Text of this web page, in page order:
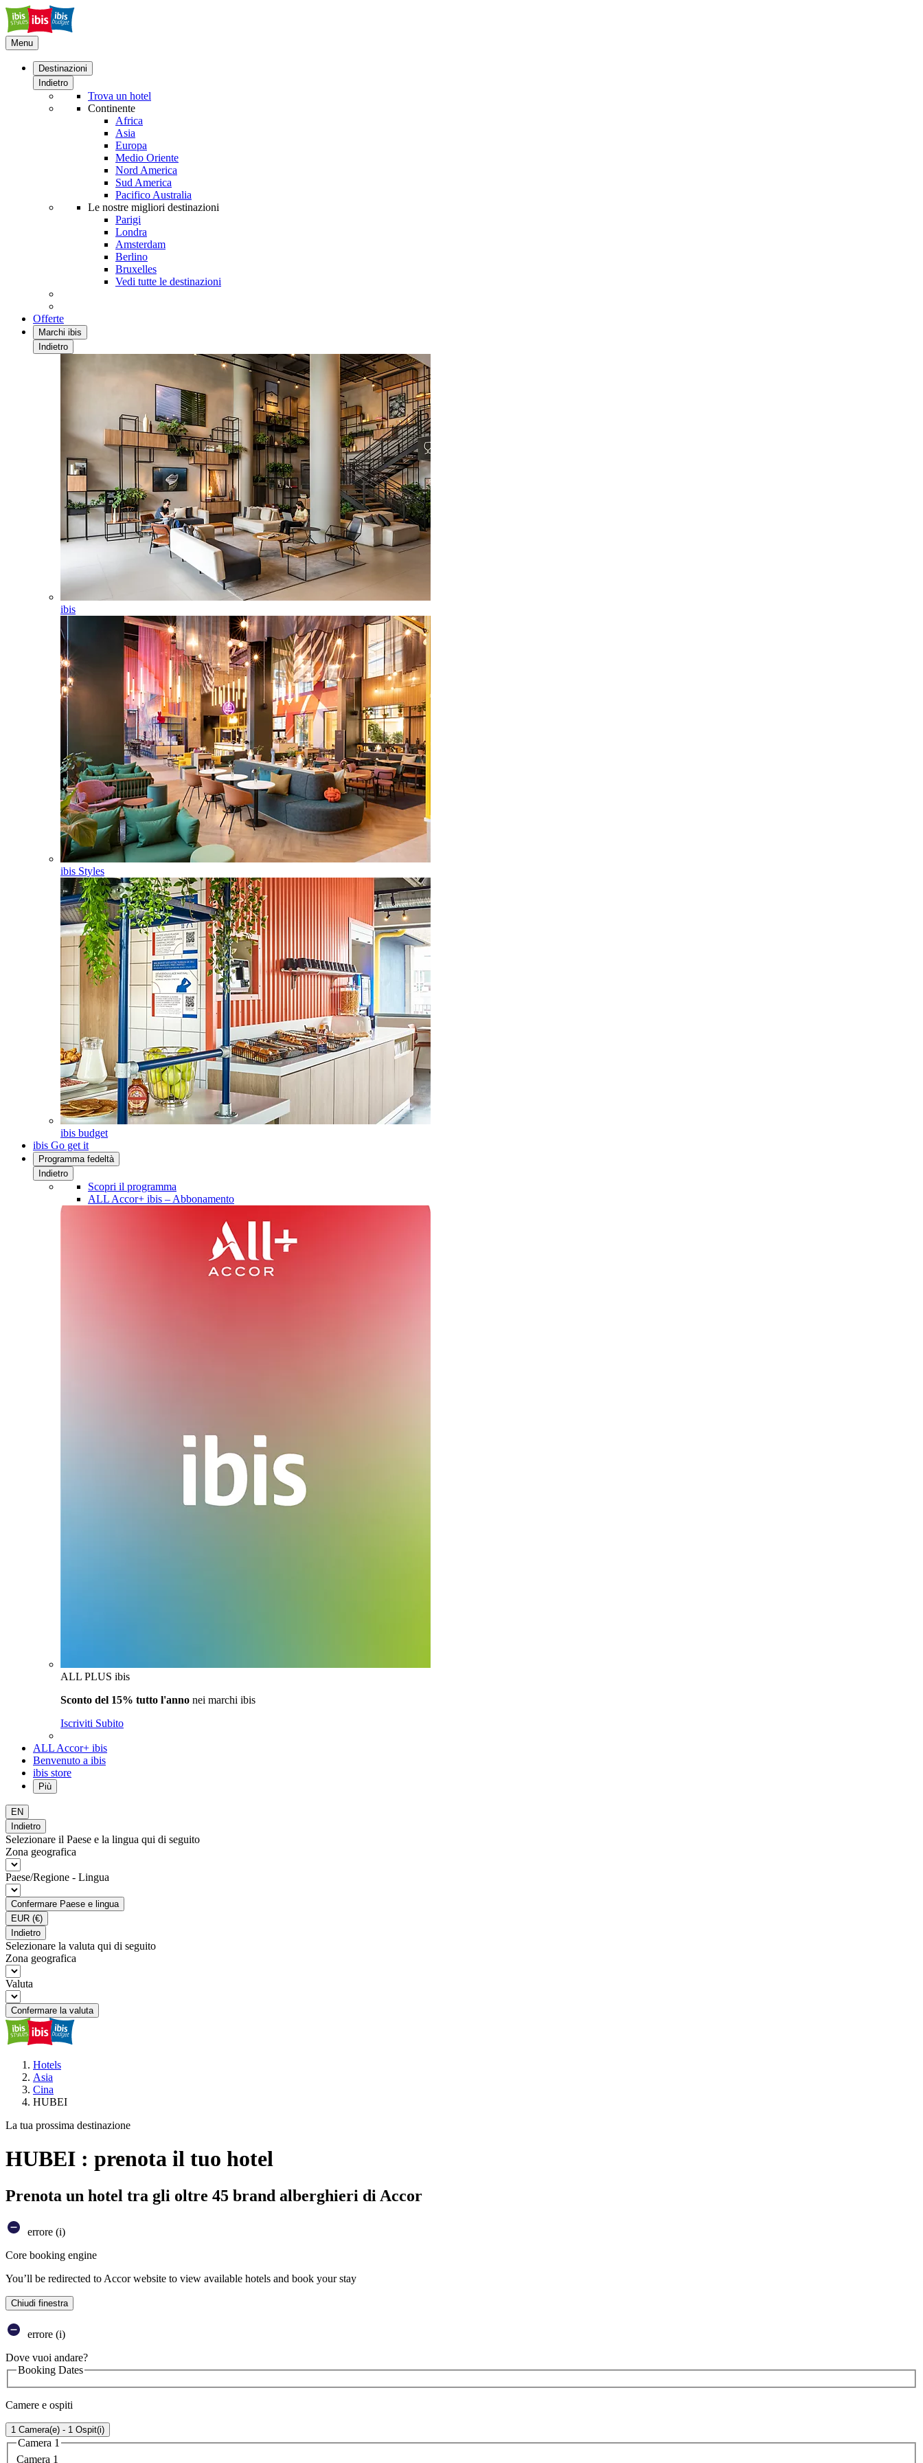
Menu
Destinazioni
Indietro
Trova un hotel
Continente
Africa
Asia
Europa
Medio Oriente
Nord America
Sud America
Pacifico Australia
Le nostre migliori destinazioni
Parigi
Londra
Amsterdam
Berlino
Bruxelles
Vedi tutte le destinazioni
Offerte
Marchi ibis
Indietro
ibis
ibis Styles
ibis budget
ibis Go get it
Programma fedeltà
Indietro
Scopri il programma
ALL Accor+ ibis – Abbonamento
ALL PLUS ibis
Sconto del 15% tutto l'anno nei marchi ibis
Iscriviti Subito
ALL Accor+ ibis
Benvenuto a ibis
ibis store
Più
EN
Indietro
Selezionare il Paese e la lingua qui di seguito
Zona geografica
Paese/Regione - Lingua
Confermare Paese e lingua
EUR (€)
Indietro
Selezionare la valuta qui di seguito
Zona geografica
Valuta
Confermare la valuta
Hotels
Asia
Cina
HUBEI
La tua prossima destinazione
HUBEI : prenota il tuo hotel
Prenota un hotel tra gli oltre 45 brand alberghieri di Accor
errore (i)
Core booking engine
You’ll be redirected to Accor website to view available hotels and book your stay
Chiudi finestra
errore (i)
Dove vuoi andare?
Booking Dates
Camere e ospiti
1 Camera(e) - 1 Ospit(i)
Camera 1
Camera 1